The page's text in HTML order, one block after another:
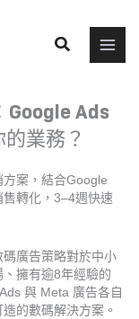
Search
Google Ads
業務？
案，結合Google
轉化，3–4週快速
廣告策略對於中小
擁有逾8年經驗的
與 Meta 廣告各自
的數碼解決方案。